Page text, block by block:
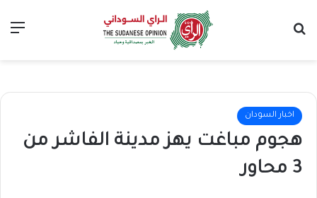
اخبار السودان
هجوم مباغت يهز مدينة الفاشر من
3 محاور